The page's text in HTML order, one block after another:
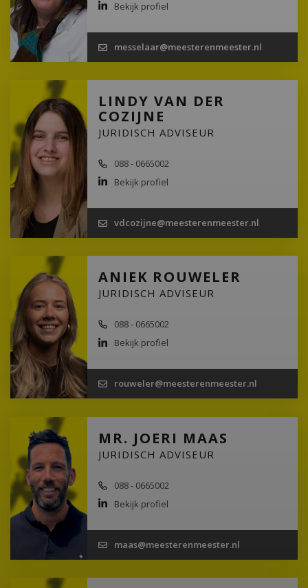
Bekijk profiel
messelaar@meesterenmeester.nl
LINDY VAN DER
COZIJNE
JURIDISCH ADVISEUR
088 - 0665002
Bekijk profiel
vdcozijne@meesterenmeester.nl
ANIEK ROUWELER
JURIDISCH ADVISEUR
088 - 0665002
Bekijk profiel
rouweler@meesterenmeester.nl
MR. JOERI MAAS
JURIDISCH ADVISEUR
088 - 0665002
Bekijk profiel
maas@meesterenmeester.nl